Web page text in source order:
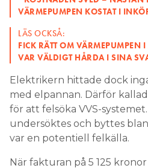
VÄRMEPUMPEN KOSTAT I
LÄS OCKSÅ:
FICK RÄTT OM
VAR VÄLDIGT HÅRDA I SINA
Elektrikern hittade dock
med elpannan. Därför
för att felsöka VVS-
undersöktes och byttes
var en potentiell felkälla.
När fakturan på 5 125